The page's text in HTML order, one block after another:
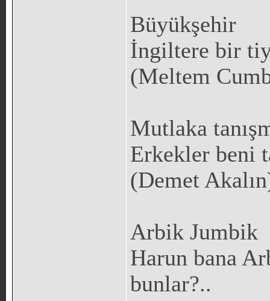
Büyükşehir
İngiltere bir
(Meltem
Mutlaka
Erkekler beni
(Demet
Arbik Jumbik
Harun bana
bunlar?..